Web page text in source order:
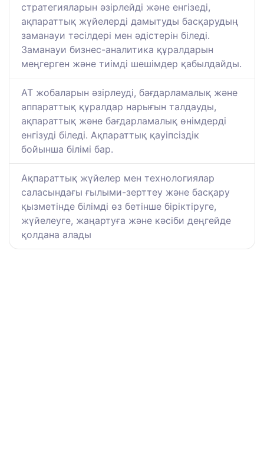
стратегияларын әзірлейді және енгізеді,
ақпараттық жүйелерді дамытуды басқарудың
заманауи тәсілдері мен әдістерін біледі.
Заманауи бизнес-аналитика құралдарын
меңгерген және тиімді шешімдер қабылдайды.
АТ жобаларын әзірлеуді, бағдарламалық және
аппараттық құралдар нарығын талдауды,
ақпараттық және бағдарламалық өнімдерді
енгізуді біледі. Ақпараттық қауіпсіздік
бойынша білімі бар.
Ақпараттық жүйелер мен технологиялар
саласындағы ғылыми-зерттеу және басқару
қызметінде білімді өз бетінше біріктіруге,
жүйелеуге, жаңартуға және кәсіби деңгейде
қолдана алады